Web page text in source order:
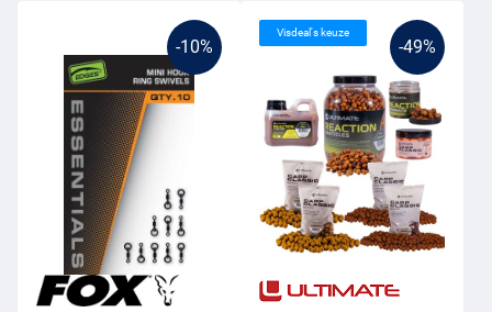
-10% -49%
Visdeal's keuze